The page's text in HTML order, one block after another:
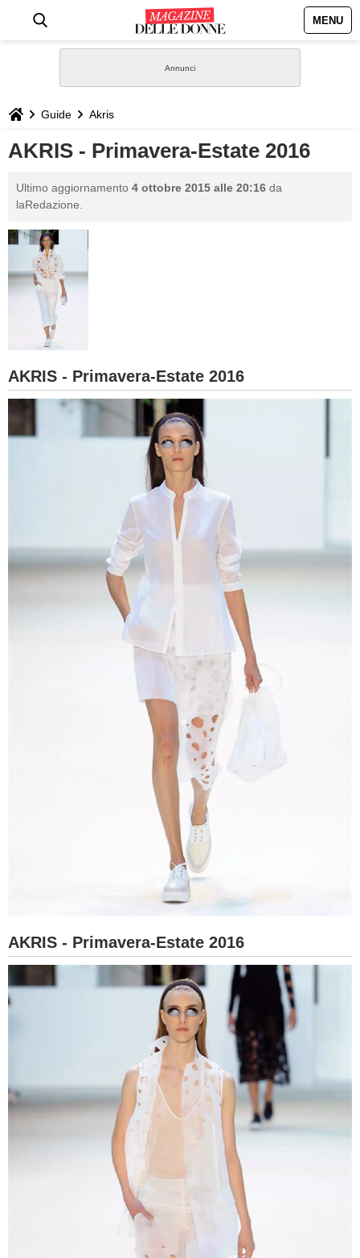
MENU
STILE
BIOGRAFIE
GASTRONOMIA
CAPELLI
SESSO
BAMBINO
Guide Akris
AKRIS - Primavera-Estate 2016
Ultimo aggiornamento 4 ottobre 2015 alle 20:16 da
laRedazione.
AKRIS - Primavera-Estate 2016
AKRIS - Primavera-Estate 2016